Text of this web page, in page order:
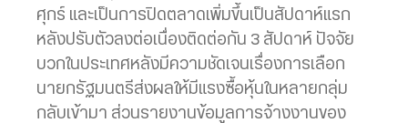
ศุกร์ และเป็นการปิดตลาดเพิ่มขึ้นเป็นสัปดาห์แรก
หลังปรับตัวลงต่อเนื่องติดต่อกัน 3 สัปดาห์ ปัจจัย
บวกในประเทศหลังมีความชัดเจนเรื่องการเลือก
นายกรัฐมนตรีส่งผลให้มีแรงซื้อหุ้นในหลายกลุ่ม
กลับเข้ามา ส่วนรายงานข้อมูลการจ้างงานของ